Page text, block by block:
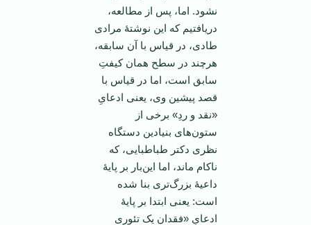
نشود. اما، پس از مطالعه،
دریافتیم که این نوشتۀ مرادی
طادی، در قیاس با آن سابقه،
هرچند در سطح همان کیفتِ
سابق است، اما در قیاس با
قصد پیشین وی، یعنی ادعایِ
«نقد و ردِ» برخی از
ستون‌های بنیادین دستگاه
نظری دکتر طباطبایی، که
ناکام ماند، اما این‌بار بر پایۀ
داعیۀ بزرگ‌تری بنا شده
است: یعنی ابتدا بر پایۀ
ادعایِ «فقدان یک تئوری